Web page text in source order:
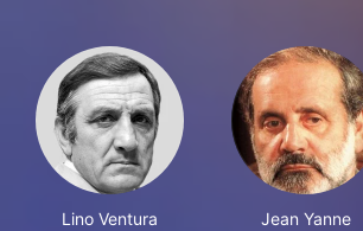
Lino Ventura
Jean Yanne